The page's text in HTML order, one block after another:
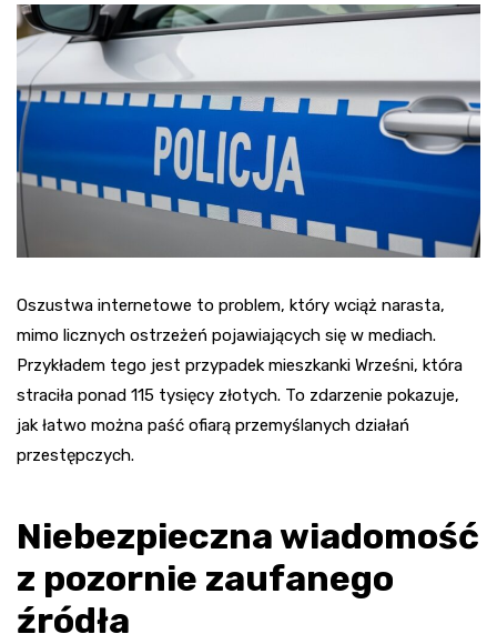
Oszustwa internetowe to problem, który wciąż narasta,
mimo licznych ostrzeżeń pojawiających się w mediach.
Przykładem tego jest przypadek mieszkanki Wrześni, która
straciła ponad 115 tysięcy złotych. To zdarzenie pokazuje,
jak łatwo można paść ofiarą przemyślanych działań
przestępczych.
Niebezpieczna wiadomość
z pozornie zaufanego
źródła